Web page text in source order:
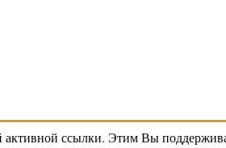
ссылки. Этим Вы